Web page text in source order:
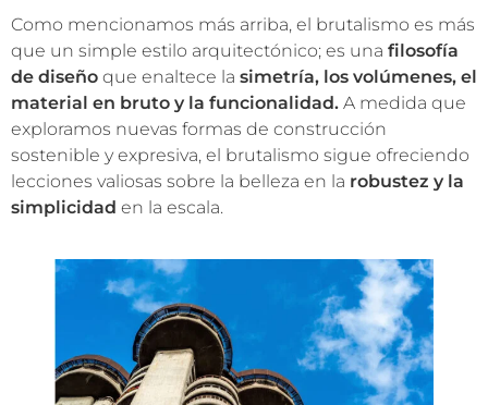
Como mencionamos más arriba, el brutalismo es más
que un simple estilo arquitectónico; es una filosofía
de diseño que enaltece la simetría, los volúmenes, el
material en bruto y la funcionalidad. A medida que
exploramos nuevas formas de construcción
sostenible y expresiva, el brutalismo sigue ofreciendo
lecciones valiosas sobre la belleza en la robustez y la
simplicidad en la escala.